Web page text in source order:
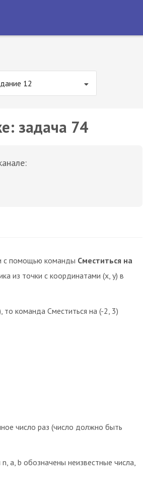
12
задача 74
с помощью команды Сместиться на
из точки с координатами (x, y) в
команда Сместиться на (-2, 3)
число раз (число должно быть
a, b обозначены неизвестные числа,